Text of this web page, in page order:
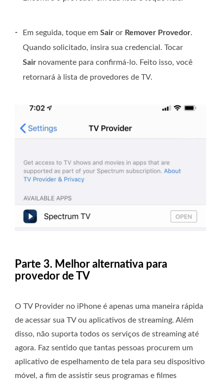
- Em seguida, toque em Sair or Remover Provedor.
Quando solicitado, insira sua credencial. Tocar
Sair novamente para confirmá-lo. Feito isso, você
retornará à lista de provedores de TV.
Parte 3. Melhor alternativa para
provedor de TV
O TV Provider no iPhone é apenas uma maneira rápida
de acessar sua TV ou aplicativos de streaming. Além
disso, não suporta todos os serviços de streaming até
agora. Faz sentido que tantas pessoas procurem um
aplicativo de espelhamento de tela para seu dispositivo
móvel, a fim de assistir seus programas e filmes